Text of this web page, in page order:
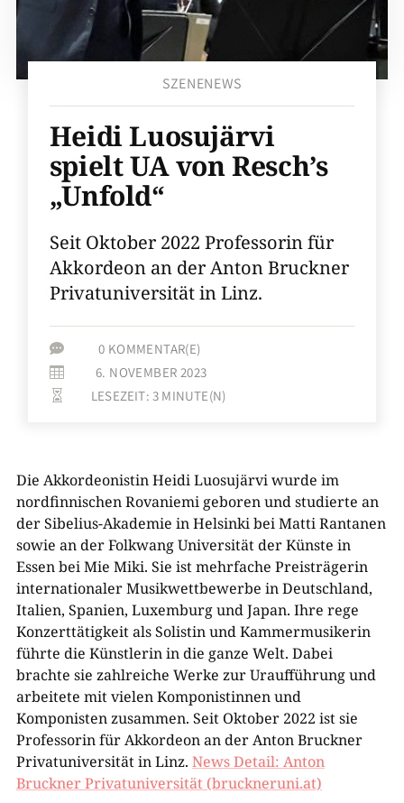
SZENENEWS
Heidi Luosujärvi
spielt UA von Resch’s
„Unfold“
Seit Oktober 2022 Professorin für
Akkordeon an der Anton Bruckner
Privatuniversität in Linz.
 0 KOMMENTAR(E)
 6. NOVEMBER 2023
 LESEZEIT: 3 MINUTE(N)
Die Akkordeonistin Heidi Luosujärvi wurde im
nordfinnischen Rovaniemi geboren und studierte an
der Sibelius-Akademie in Helsinki bei Matti Rantanen
sowie an der Folkwang Universität der Künste in
Essen bei Mie Miki. Sie ist mehrfache Preisträgerin
internationaler Musikwettbewerbe in Deutschland,
Italien, Spanien, Luxemburg und Japan. Ihre rege
Konzerttätigkeit als Solistin und Kammermusikerin
führte die Künstlerin in die ganze Welt. Dabei
brachte sie zahlreiche Werke zur Uraufführung und
arbeitete mit vielen Komponistinnen und
Komponisten zusammen. Seit Oktober 2022 ist sie
Professorin für Akkordeon an der Anton Bruckner
Privatuniversität in Linz. News Detail: Anton
Bruckner Privatuniversität (bruckneruni.at)